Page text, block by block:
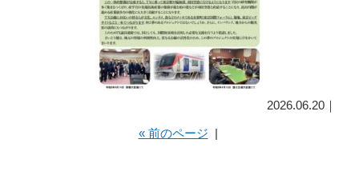
2026.06.20｜
« 前のページ |